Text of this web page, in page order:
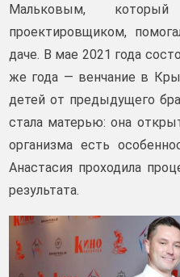
Мальковым, который
проектировщиком,
даче. В мае 2021 года
же года — венчание в
детей от предыдущего
стала матерью: она
организма есть
Анастасия проходила
результата.